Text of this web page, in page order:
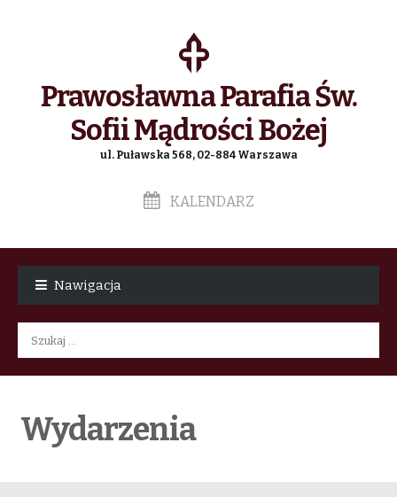
Prawosławna Parafia Św.
Sofii Mądrości Bożej
ul. Puławska 568, 02-884 Warszawa
KALENDARZ
Nawigacja
Szukaj:
Wydarzenia